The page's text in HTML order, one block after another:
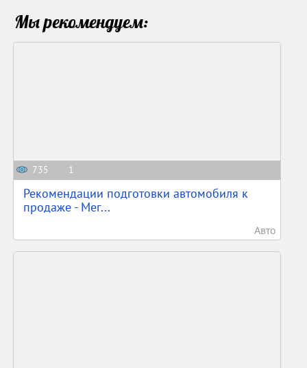
Мы рекомендуем:
735 1
Рекомендации подготовки автомобиля к
продаже - Мег...
Авто